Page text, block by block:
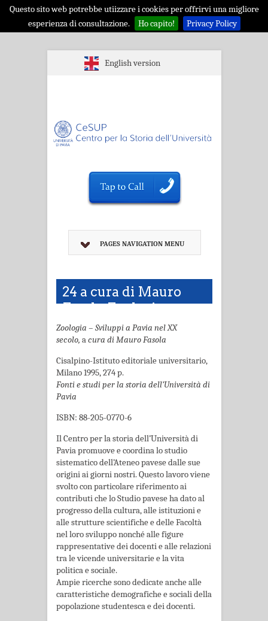
Questo sito web potrebbe utiizzare i cookies per offrirvi una migliore
esperienza di consultazione.
Ho capito! Privacy Policy
English version
PAGES NAVIGATION MENU
24 a cura di Mauro
Fasola, Zoologia –
Sviluppi a Pavia nel XX
secolo
Zoologia – Sviluppi a Pavia nel XX
secolo, acura di Mauro Fasola
Cisalpino-Istituto editoriale universitario,
Milano 1995, 274 p.
Fonti e studi per la storia dell’Università di
Pavia
ISBN: 88-205-0770-6
Il Centro per la storia dell’Università di
Pavia promuove e coordina lo studio
sistematico dell’Ateneo pavese dalle sue
origini ai giorni nostri. Questo lavoro viene
svolto con particola­re riferimento ai
contributi che lo Studio pavese ha dato al
progresso della cultura, alle istitu­zioni e
alle strutture scientifiche e delle Facoltà
nel loro sviluppo nonché alle figure
rappresentative dei docenti e alle relazioni
tra le vicende universitarie e la vita
politica e sociale.
Ampie ricerche sono dedicate anche alle
caratteristiche demografiche e sociali della
popola­zione studentesca e dei docenti.